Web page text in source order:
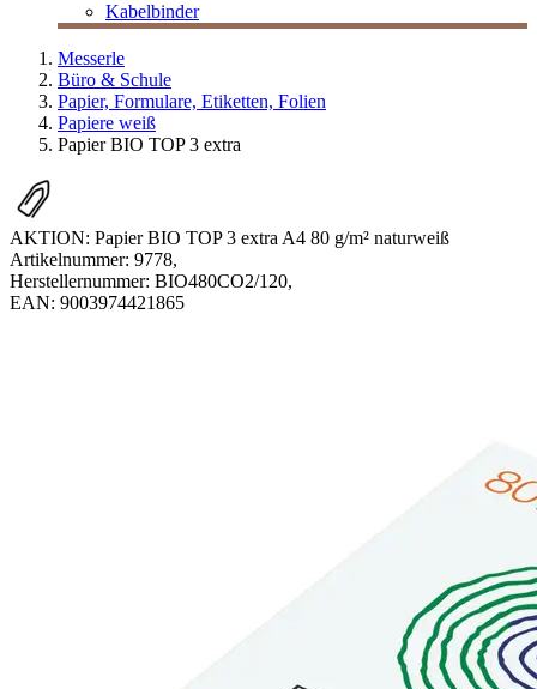
Kabelbinder
Messerle
Büro & Schule
Papier, Formulare, Etiketten, Folien
Papiere weiß
Papier BIO TOP 3 extra
AKTION: Papier BIO TOP 3 extra A4 80 g/m² naturweiß
Artikelnummer: 9778,
Herstellernummer: BIO480CO2/120,
EAN: 9003974421865